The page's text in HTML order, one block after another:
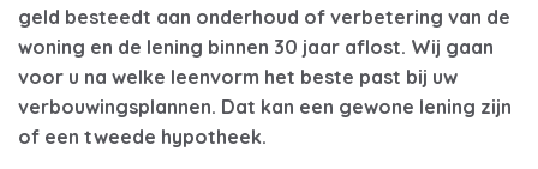
geld besteedt aan onderhoud of verbetering van de
woning en de lening binnen 30 jaar aflost. Wij gaan
voor u na welke leenvorm het beste past bij uw
verbouwingsplannen. Dat kan een gewone lening zijn
of een tweede hypotheek.